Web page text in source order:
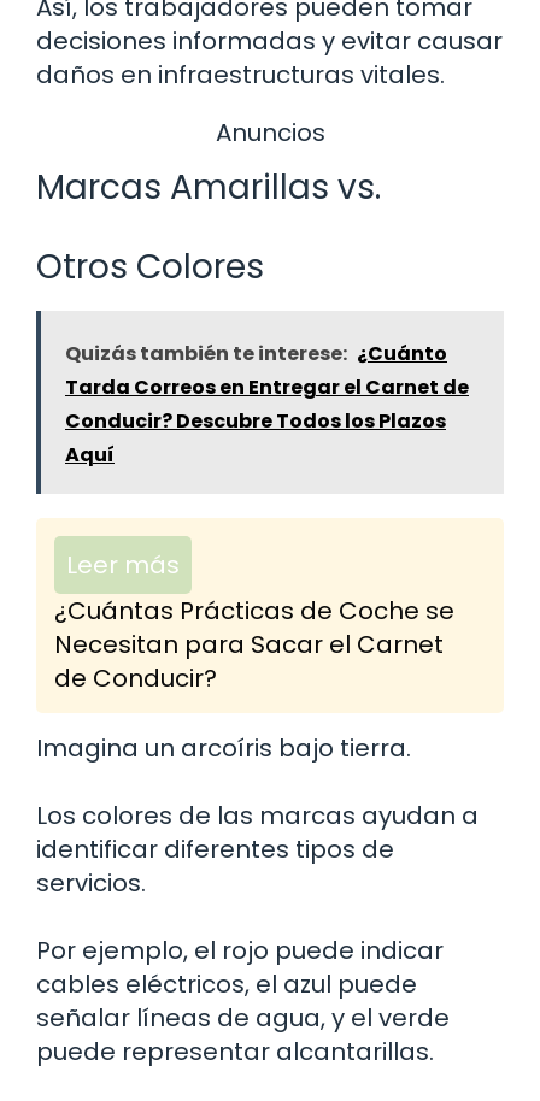
Así, los trabajadores pueden tomar
decisiones informadas y evitar causar
daños en infraestructuras vitales.
Anuncios
Marcas Amarillas vs.
Otros Colores
Quizás también te interese: ¿Cuánto
Tarda Correos en Entregar el Carnet de
Conducir? Descubre Todos los Plazos
Aquí
Leer más
¿Cuántas Prácticas de Coche se
Necesitan para Sacar el Carnet
de Conducir?
Imagina un arcoíris bajo tierra.
Los colores de las marcas ayudan a
identificar diferentes tipos de
servicios.
Por ejemplo, el rojo puede indicar
cables eléctricos, el azul puede
señalar líneas de agua, y el verde
puede representar alcantarillas.